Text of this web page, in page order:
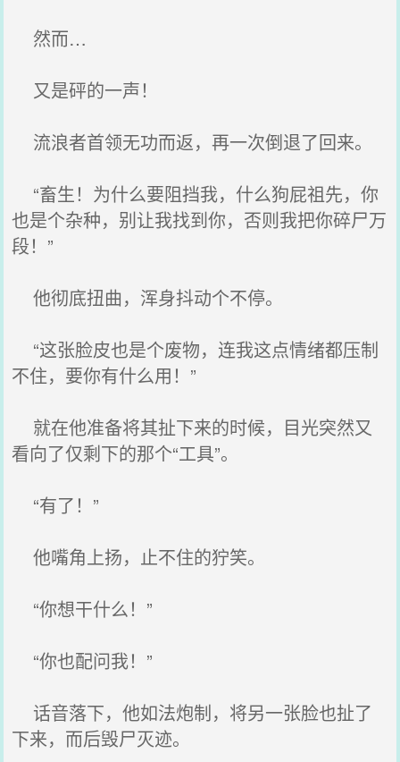
然而…
又是砰的一声！
流浪者首领无功而返，再一次倒退了回来。
“畜生！为什么要阻挡我，什么狗屁祖先，你
也是个杂种，别让我找到你，否则我把你碎尸万
段！”
他彻底扭曲，浑身抖动个不停。
“这张脸皮也是个废物，连我这点情绪都压制
不住，要你有什么用！”
就在他准备将其扯下来的时候，目光突然又
看向了仅剩下的那个“工具”。
“有了！”
他嘴角上扬，止不住的狞笑。
“你想干什么！”
“你也配问我！”
话音落下，他如法炮制，将另一张脸也扯了
下来，而后毁尸灭迹。